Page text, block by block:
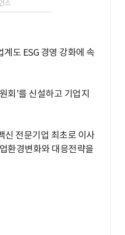
스
도 ESG 경영 강화에 속
회'를 신설하고 기업지
신 전문기업 최초로 이사
환경변화와 대응전략을